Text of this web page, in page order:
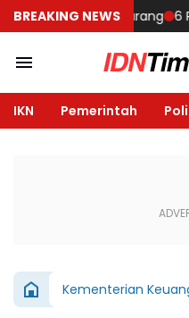
BREAKING NEWS
Rumah di Semarang 6
IKN Pemerintah
Kementerian